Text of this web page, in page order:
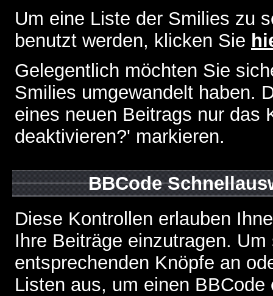
Um eine Liste der Smilies zu
benutzt werden, klicken Sie
Gelegentlich möchten Sie
Smilies umgewandelt haben.
eines neuen Beitrags nur das
deaktivieren?' markieren.
BBCode
Diese Kontrollen erlauben
Ihre Beiträge einzutragen.
entsprechenden Knöpfe an
Listen aus, um einen BBCode